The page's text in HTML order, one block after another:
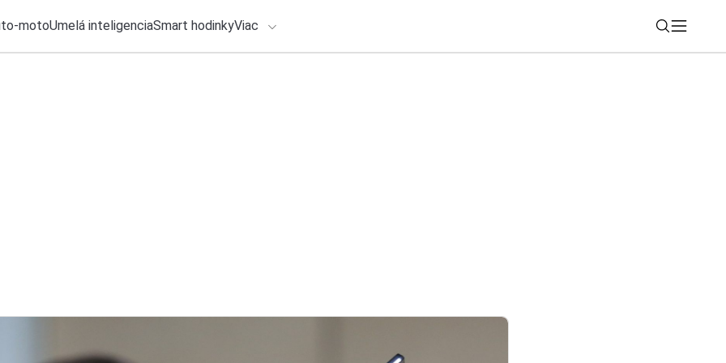
motoUmelá inteligenciaSmart hodinkyViac